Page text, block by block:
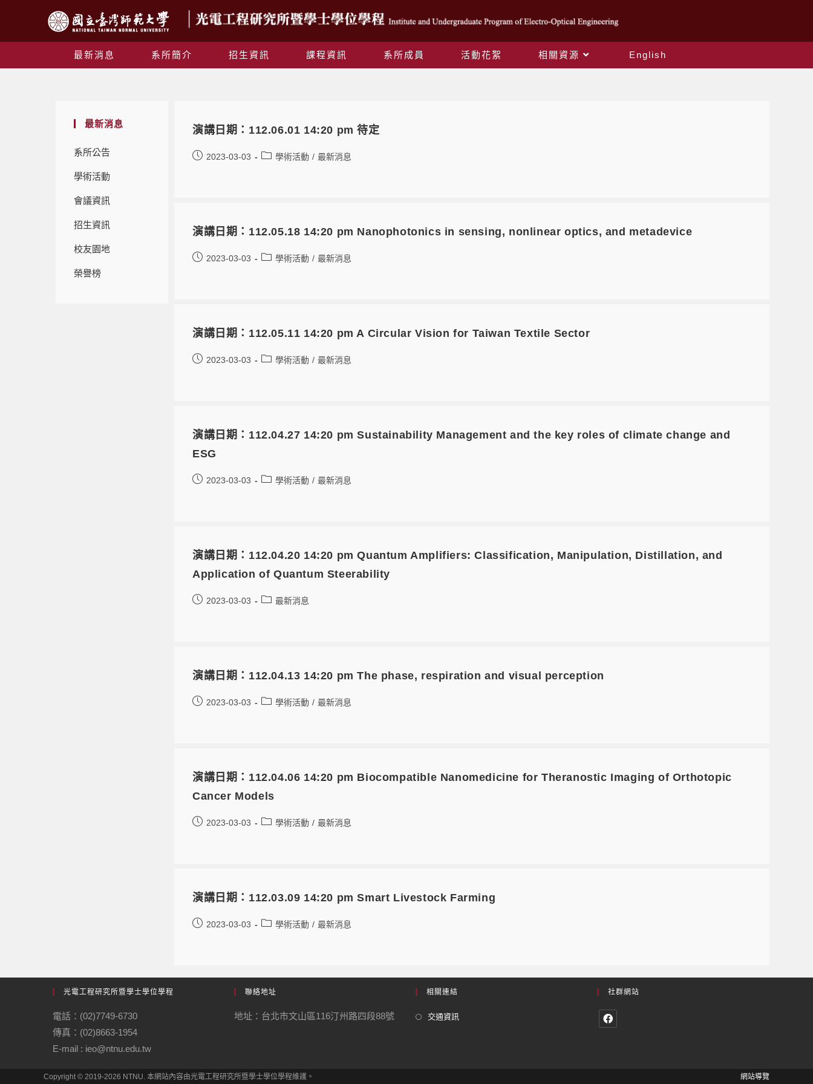
最新消息 系所簡介 招生資訊 課程資訊 系所成員 活動花絮 相關資源
English
最新消息
系所公告
學術活動
會議資訊
招生資訊
校友園地
榮譽榜
演講日期：112.06.01 14:20 pm 待定
2023-03-03 學術活動 / 最新消息
演講日期：112.05.18 14:20 pm Nanophotonics in sensing, nonlinear optics, and metadevice
2023-03-03 學術活動 / 最新消息
演講日期：112.05.11 14:20 pm A Circular Vision for Taiwan Textile Sector
2023-03-03 學術活動 / 最新消息
演講日期：112.04.27 14:20 pm Sustainability Management and the key roles of climate change and
ESG
2023-03-03 學術活動 / 最新消息
演講日期：112.04.20 14:20 pm Quantum Amplifiers: Classification, Manipulation, Distillation, and
Application of Quantum Steerability
2023-03-03 最新消息
演講日期：112.04.13 14:20 pm The phase, respiration and visual perception
2023-03-03 學術活動 / 最新消息
演講日期：112.04.06 14:20 pm Biocompatible Nanomedicine for Theranostic Imaging of Orthotopic
Cancer Models
2023-03-03 學術活動 / 最新消息
演講日期：112.03.09 14:20 pm Smart Livestock Farming
2023-03-03 學術活動 / 最新消息
光電工程研究所暨學士學位學程
電話：(02)7749-6730
傳真：(02)8663-1954
E-mail : ieo@ntnu.edu.tw
聯絡地址
地址：台北市文山區116汀州路四段88號
相關連結
交通資訊
社群網站
網站導覽
Copyright © 2019-2026 NTNU. 本網站內容由光電工程研究所暨學士學位學程維護。